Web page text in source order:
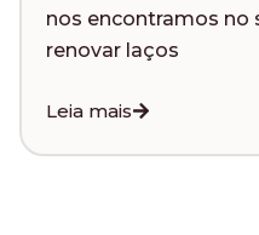
nos encontramos no
renovar laços
Leia mais